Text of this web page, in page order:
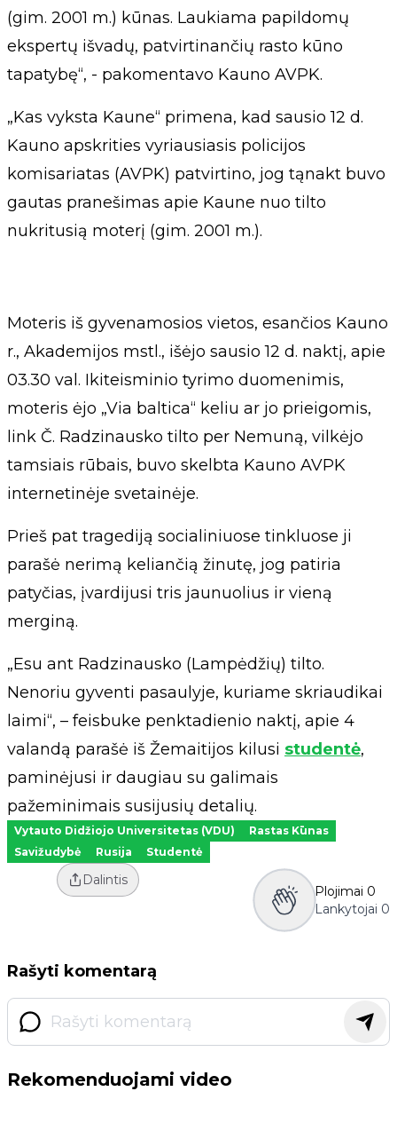
(gim. 2001 m.) kūnas. Laukiama papildomų
ekspertų išvadų, patvirtinančių rasto kūno
tapatybę“, - pakomentavo Kauno AVPK.
„Kas vyksta Kaune“ primena, kad sausio 12 d.
Kauno apskrities vyriausiasis policijos
komisariatas (AVPK) patvirtino, jog tąnakt buvo
gautas pranešimas apie Kaune nuo tilto
nukritusią moterį (gim. 2001 m.).
Moteris iš gyvenamosios vietos, esančios Kauno
r., Akademijos mstl., išėjo sausio 12 d. naktį, apie
03.30 val. Ikiteisminio tyrimo duomenimis,
moteris ėjo „Via baltica“ keliu ar jo prieigomis,
link Č. Radzinausko tilto per Nemuną, vilkėjo
tamsiais rūbais, buvo skelbta Kauno AVPK
internetinėje svetainėje.
Prieš pat tragediją socialiniuose tinkluose ji
parašė nerimą keliančią žinutę, jog patiria
patyčias, įvardijusi tris jaunuolius ir vieną
merginą.
„Esu ant Radzinausko (Lampėdžių) tilto.
Nenoriu gyventi pasaulyje, kuriame skriaudikai
laimi“, – feisbuke penktadienio naktį, apie 4
valandą parašė iš Žemaitijos kilusi studentė,
paminėjusi ir daugiau su galimais
pažeminimais susijusių detalių.
Vytauto Didžiojo Universitetas (VDU)
Rastas Kūnas
Savižudybė
Rusija Studentė
Dalintis
Plojimai 0
Lankytojai 0
Rašyti komentarą
Rekomenduojami video